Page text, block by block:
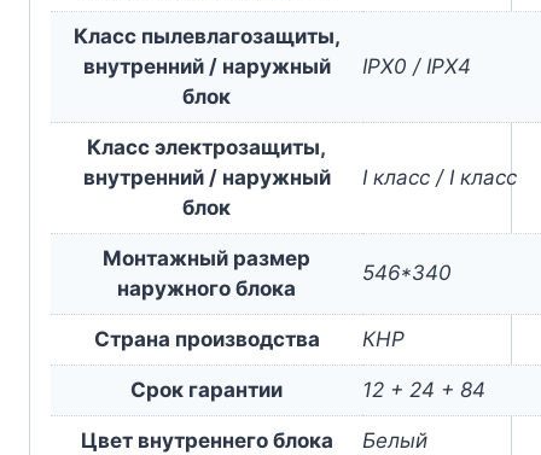
Класс пылевлагозащиты,
внутренний / наружный
блок
IPX0 / IPX4
Класс электрозащиты,
внутренний / наружный
блок
I класс / I класс
Монтажный размер
наружного блока
546*340
Страна производства КНР
Срок гарантии 12 + 24 + 84
Цвет внутреннего блока Белый